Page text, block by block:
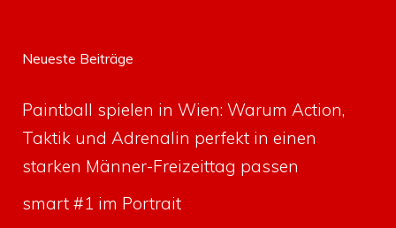
Neueste Beiträge
Paintball spielen in Wien: Warum Action,
Taktik und Adrenalin perfekt in einen
starken Männer-Freizeittag passen
smart #1 im Portrait